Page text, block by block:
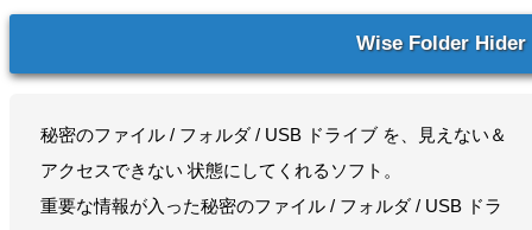
Wise Folder Hider
秘密のファイル / フォルダ / USB ドライブ を、見えない＆
アクセスできない 状態にしてくれるソフト。
重要な情報が入った秘密のファイル / フォルダ / USB ドラ